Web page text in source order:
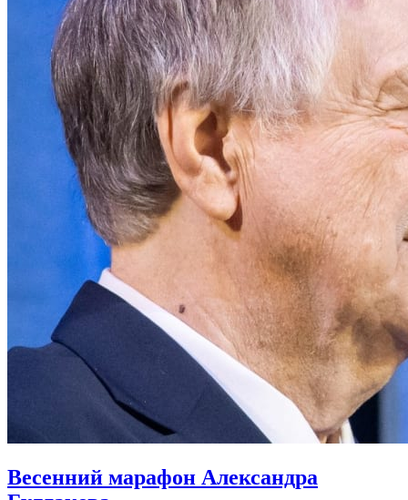
Весенний марафон Александра